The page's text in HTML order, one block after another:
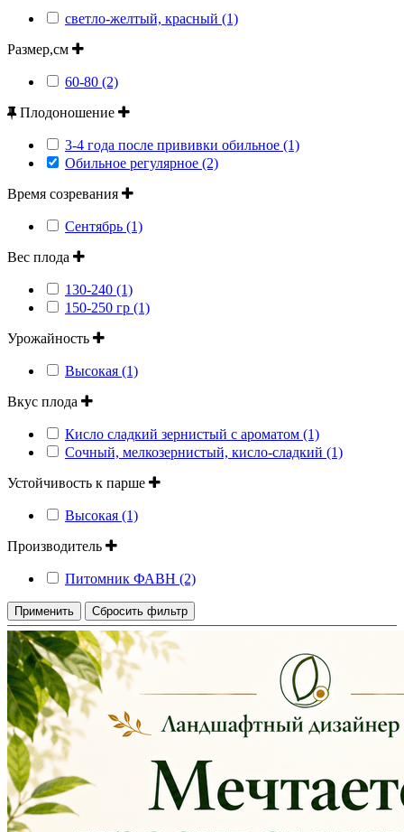
светло-желтый, красный (1)
Размер,см
60-80 (2)
Плодоношение
3-4 года после прививки обильное (1)
Обильное регулярное (2)
Время созревания
Сентябрь (1)
Вес плода
130-240 (1)
150-250 гр (1)
Урожайность
Высокая (1)
Вкус плода
Кисло сладкий зернистый с ароматом (1)
Сочный, мелкозернистый, кисло-сладкий (1)
Устойчивость к парше
Высокая (1)
Производитель
Питомник ФАВН (2)
Применить Сбросить фильтр